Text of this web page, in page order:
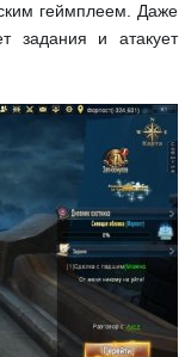
геймплеем. Даже
задания и атакует